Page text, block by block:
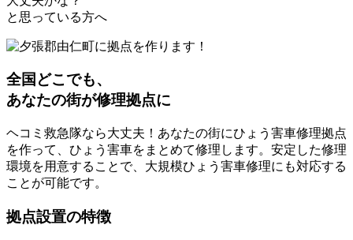
と思っている方へ
全国どこでも、
あなたの街が修理拠点に
ヘコミ救急隊なら大丈夫！あなたの街にひょう害車修理拠点
を作って、ひょう害車をまとめて修理します。安定した修理
環境を用意することで、大規模ひょう害車修理にも対応する
ことが可能です。
拠点設置の特徴